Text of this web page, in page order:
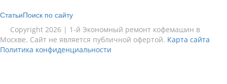
СтатьиПоиск по сайту
Copyright 2026 | 1-й Экономный ремонт кофемашин в
Москве. Сайт не является публичной офертой. Карта сайта
Политика конфиденциальности